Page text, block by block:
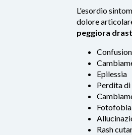
L'esordio
dolore
peggiora
Epilessia
Perdita di
Fotofobia
Rash